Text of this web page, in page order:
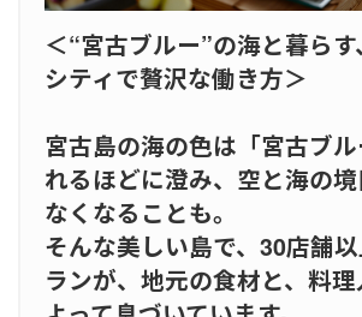
＜“宮古ブルー”の海と暮ら
シティで贅沢な働き方＞
宮古島の海の色は「宮古ブ
れるほどに澄み、空と海の
なくなることも。
そんな美しい島で、30店舗
ランが、地元の食材と、料